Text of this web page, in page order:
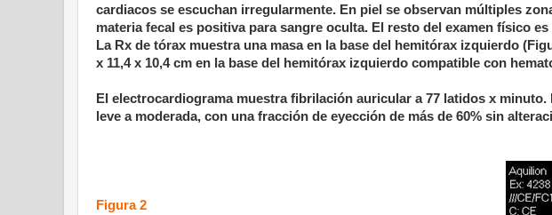
cardiacos se escuchan irregularmente. En piel se observan múltiples
materia fecal es positiva para sangre oculta. El resto del examen físico
La Rx de tórax muestra una masa en la base del hemitórax izquierdo
x 11,4 x 10,4 cm en la base del hemitórax izquierdo compatible con
El electrocardiograma muestra fibrilación auricular a 77 latidos x
leve a moderada, con una fracción de eyección de más de 60% sin
Figura 2